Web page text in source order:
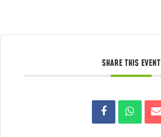
SHARE THIS EVENT